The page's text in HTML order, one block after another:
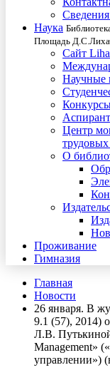
Наука
Площадь
Сайт
Научные
Центр
О
Проживание
Гимназия
Главная
Новости
26 января. В
9.1 (57), 2014)
Л.В.
Management»
управлении»)